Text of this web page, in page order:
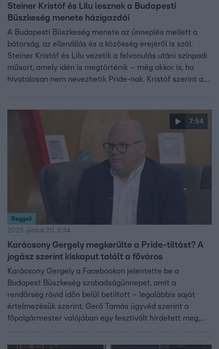
Steiner Kristóf és Lilu lesznek a Budapesti
Büszkeség menete házigazdái
A Budapesti Büszkeség menete az ünneplés mellett a
bátorság, az ellenállás és a közösség erejéről is szól.
Steiner Kristóf és Lilu vezetik a felvonulás utáni színpadi
műsort, amely idén is megtörténik – még akkor is, ha
hivatalosan nem nevezhetik Pride-nak. Kristóf szerint a
szemben. Kristóffal nem csak a meneten, de az azt
követő after partyn is találkozhatnak, ahol párjával
közösen fognak DJ-zni.
7:54
Reggeli
2025. június 20. 9:34
Karácsony Gergely megkerülte a Pride-tiltást? A
jogász szerint kiskaput talált a főváros
Karácsony Gergely a Facebookon jelentette be a
Budapest Büszkeség szabadságünnepet, amit a
rendőrség rövid időn belül betiltott – legalábbis saját
értelmezésük szerint. Gerő Tamás ügyvéd szerint a
főpolgármester valójában egy fesztivált hirdetett meg,